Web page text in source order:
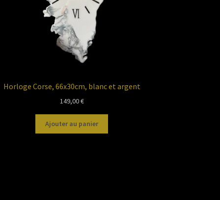
Horloge Corse, 66x30cm, blanc et argent
149,00€
Ajouter au panier